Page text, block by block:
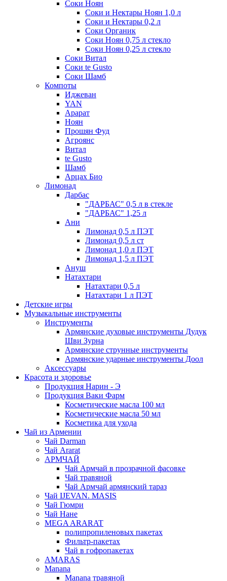
Соки Ноян
Соки и Нектары Ноян 1,0 л
Соки и Нектары 0,2 л
Соки Органик
Соки Ноян 0,75 л стекло
Соки Ноян 0,25 л стекло
Соки Витал
Соки te Gusto
Соки Шамб
Компоты
Иджеван
YAN
Арарат
Ноян
Прошян Фуд
Агроянс
Витал
te Gusto
Шамб
Арцах Био
Лимонад
Дарбас
"ДАРБАС" 0,5 л в стекле
"ДАРБАС" 1,25 л
Ани
Лимонад 0,5 л ПЭТ
Лимонад 0,5 л ст
Лимонад 1,0 л ПЭТ
Лимонад 1,5 л ПЭТ
Ануш
Натахтари
Натахтари 0,5 л
Натахтари 1 л ПЭТ
Детские игры
Музыкальные инструменты
Инструменты
Армянские духовые инструменты Дудук
Шви Зурна
Армянские струнные инструменты
Армянские ударные инструменты Доол
Аксессуары
Красота и здоровье
Продукция Нарин - Э
Продукция Ваки Фарм
Косметические масла 100 мл
Косметические масла 50 мл
Косметика для ухода
Чай из Армении
Чай Darman
Чай Ararat
АРМЧАЙ
Чай Армчай в прозрачной фасовке
Чай травяной
Чай Армчай армянский тараз
Чай IJEVAN. MASIS
Чай Гюмри
Чай Нане
MEGA ARARAT
полипропиленовых пакетах
Фильтр-пакетах
Чай в гофропакетах
AMARAS
Manana
Manana травяной